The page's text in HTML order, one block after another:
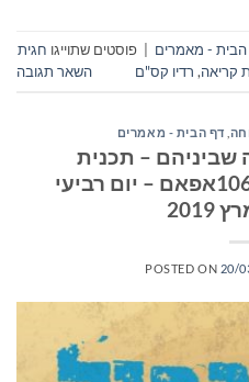
- מאמרים פוסטים שתוייגו חגית
קריאה, רדיו קס"ם השאר תגובה
דף הבית - מאמרים
שביניהם – תכנית
ראיונות ברדיו קס"ם 106אפאם – יום רביעי
POSTED ON 20/